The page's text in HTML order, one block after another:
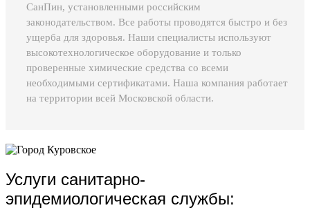
СанПин, установленными российским
законодательством. Все работы проводятся быстро и без
ущерба для здоровья. Наши специалисты используют
высокотехнологическое оборудование и только
проверенные химические средства со всеми
необходимыми сертификатами. Наша компания работает
на территории всей Московской области.
Услуги санитарно-
эпидемиологическая службы: